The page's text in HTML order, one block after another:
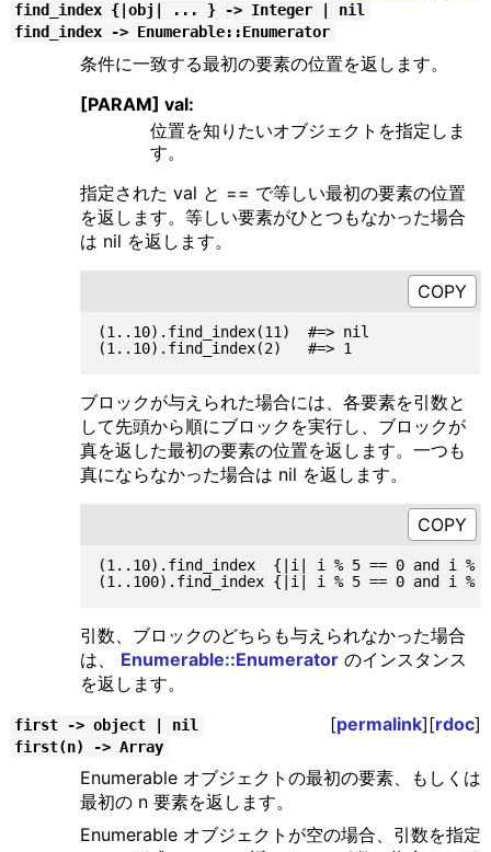
find_index {|obj| ... } -> Integer | nil
find_index -> Enumerable::Enumerator
条件に一致する最初の要素の位置を返します。
[PARAM] val:
位置を知りたいオブジェクトを指定しま
す。
指定された val と == で等しい最初の要素の位置
を返します。等しい要素がひとつもなかった場合
は nil を返します。
(1..10).find_index(11)  #=> nil
(1..10).find_index(2)   #=> 1
ブロックが与えられた場合には、各要素を引数と
して先頭から順にブロックを実行し、ブロックが
真を返した最初の要素の位置を返します。一つも
真にならなかった場合は nil を返します。
(1..10).find_index  {|i| i % 5 == 0 and i %
引数、ブロックのどちらも与えられなかった場合
は、 Enumerable::Enumeratorのインスタンス
を返します。
first -> object | nil [permalink][rdoc]
first(n) -> Array
Enumerable オブジェクトの最初の要素、もしくは
最初の n 要素を返します。
Enumerable オブジェクトが空の場合、引数を指定